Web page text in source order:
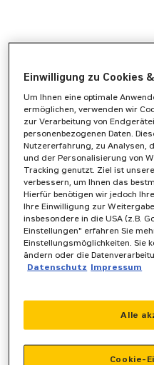
Application error: aclient-
www.zeppelin-
Einwilligung zu Cookies
Um Ihnen eine optimale
ermöglichen, verwenden wir
zur Verarbeitung von
personenbezogenen Daten.
Nutzererfahrung, zu Analysen,
und der Personalisierung von
Tracking genutzt. Ziel ist
verbessern, um Ihnen das
Hierfür benötigen wir jedoch
Ihre Einwilligung zur
insbesondere in die USA (z.B.
Einstellungen" erfahren Sie
Einstellungsmöglichkeiten. Sie
ändern oder die
Datenschutz Impressum
Alle
Cookie-